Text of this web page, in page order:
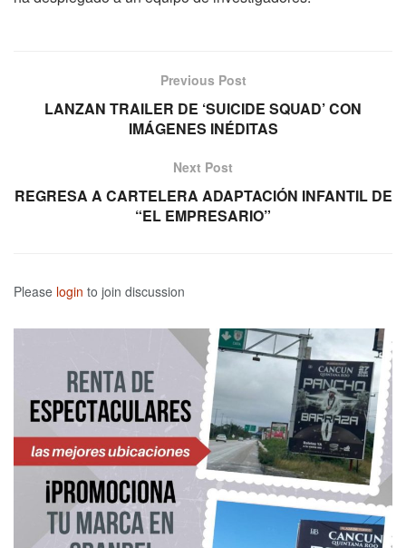
Previous Post
LANZAN TRAILER DE ‘SUICIDE SQUAD’ CON
IMÁGENES INÉDITAS
Next Post
REGRESA A CARTELERA ADAPTACIÓN INFANTIL DE
“EL EMPRESARIO”
Please login to join discussion